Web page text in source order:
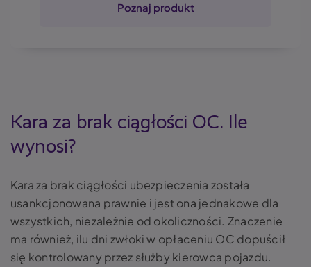
Poznaj produkt
Kara za brak ciągłości OC. Ile
wynosi?
Kara za brak ciągłości ubezpieczenia została
usankcjonowana prawnie i jest ona jednakowe dla
wszystkich, niezależnie od okoliczności. Znaczenie
ma również, ilu dni zwłoki w opłaceniu OC dopuścił
się kontrolowany przez służby kierowca pojazdu.